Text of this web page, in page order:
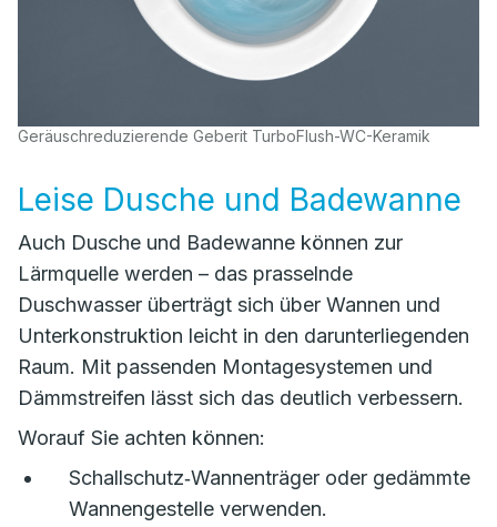
Geräuschreduzierende Geberit TurboFlush-WC-Keramik
Leise Dusche und Badewanne
Auch Dusche und Badewanne können zur
Lärmquelle werden – das prasselnde
Duschwasser überträgt sich über Wannen und
Unterkonstruktion leicht in den darunterliegenden
Raum. Mit passenden Montagesystemen und
Dämmstreifen lässt sich das deutlich verbessern.
Worauf Sie achten können:
Schallschutz‑Wannenträger oder gedämmte
Wannengestelle verwenden.